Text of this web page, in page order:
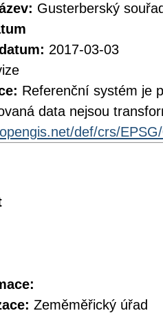
Gusterberský
2017-03-03
Referenční systém je
data nejsou
def/crs/
Zeměměřický úřad